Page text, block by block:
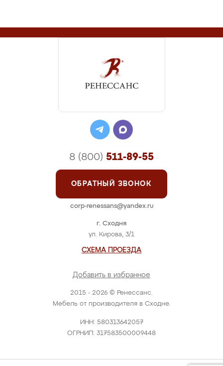
2015 - 2026 © Ренессанс.
Мебель от производителя в Сходне.
ИНН: 580313642057
ОГРНИП: 317583500009448
г. Сходня
ул. Кирова, 3/1
СХЕМА ПРОЕЗДА
Добавить в избранное
8 (800) 511-89-55
ОБРАТНЫЙ ЗВОНОК
corp-renessans@yandex.ru